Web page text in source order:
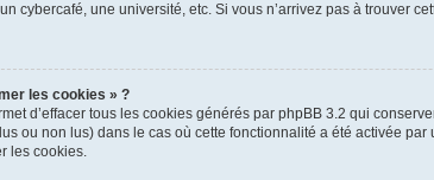
cybercafé, une université, etc. Si vous n’arrivez pas à trouver
les cookies » ?
d’effacer tous les cookies générés par phpBB 3.2 qui
ou non lus) dans le cas où cette fonctionnalité a été activée
les cookies.